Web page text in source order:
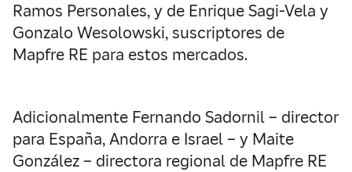
Ramos Personales, y de Enrique Sagi-Vela y
Gonzalo Wesolowski, suscriptores de
Mapfre RE para estos mercados.
Adicionalmente Fernando Sadornil – director
para España, Andorra e Israel – y Maite
González – directora regional de Mapfre RE